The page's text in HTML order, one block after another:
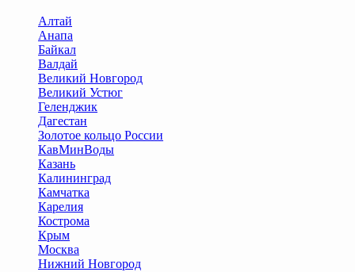
Алтай
Анапа
Байкал
Валдай
Великий Новгород
Великий Устюг
Геленджик
Дагестан
Золотое кольцо России
КавМинВоды
Казань
Калининград
Камчатка
Карелия
Кострома
Крым
Москва
Нижний Новгород